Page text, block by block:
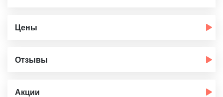
Цены
Отзывы
Акции